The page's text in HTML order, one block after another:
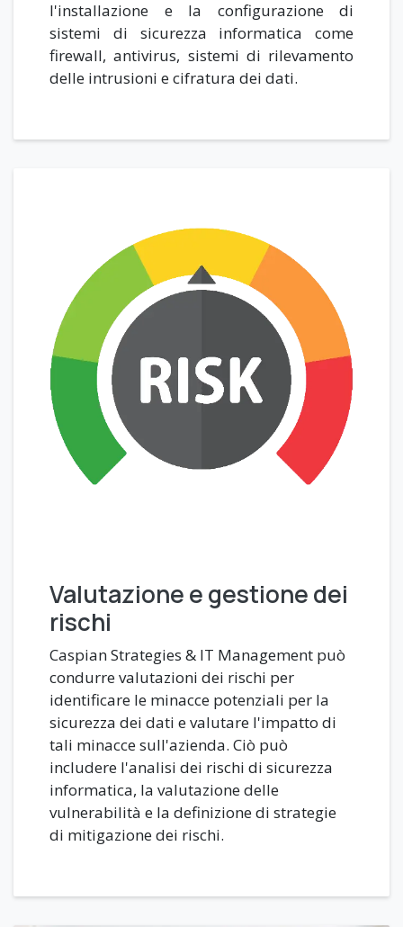
l'installazione e la configurazione di
sistemi di sicurezza informatica come
firewall, antivirus, sistemi di rilevamento
delle intrusioni e cifratura dei dati.
Valutazione e gestione dei
rischi
Caspian Strategies & IT Management può
condurre valutazioni dei rischi per
identificare le minacce potenziali per la
sicurezza dei dati e valutare l'impatto di
tali minacce sull'azienda. Ciò può
includere l'analisi dei rischi di sicurezza
informatica, la valutazione delle
vulnerabilità e la definizione di strategie
di mitigazione dei rischi.